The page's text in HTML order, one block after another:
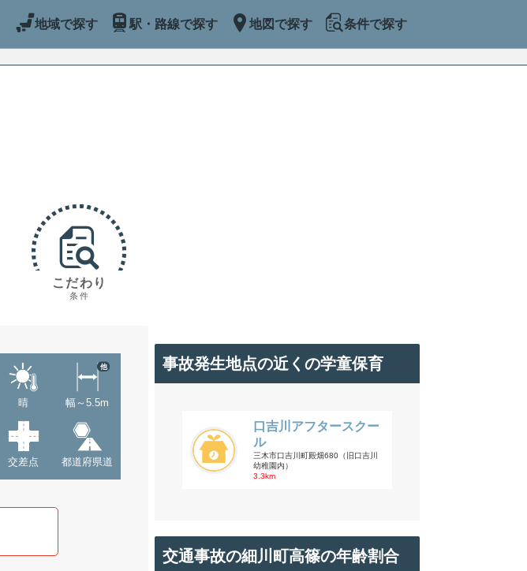
地域で探す 駅・路線で探す 地図で探す 条件で探す
こだわり
条件
晴 幅～5.5m
他
交差点 都道府県道
事故発生地点の近くの学童保育
口吉川アフタースクー
ル
三木市口吉川町殿畑680（旧口吉川
幼稚園内）
3.3km
交通事故の細川町高篠の年齢割合